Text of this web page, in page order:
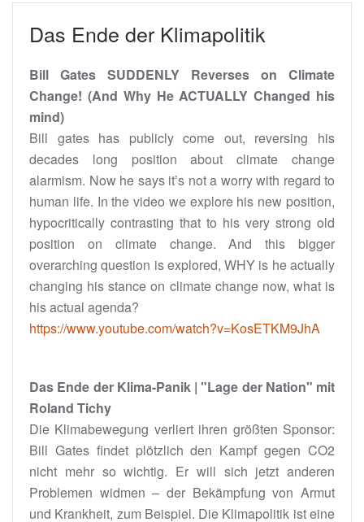
Das Ende der Klimapolitik
Bill Gates SUDDENLY Reverses on Climate
Change! (And Why He ACTUALLY Changed his
mind)
Bill gates has publicly come out, reversing his
decades long position about climate change
alarmism. Now he says it’s not a worry with regard to
human life. In the video we explore his new position,
hypocritically contrasting that to his very strong old
position on climate change. And this bigger
overarching question is explored, WHY is he actually
changing his stance on climate change now, what is
his actual agenda?
https://www.youtube.com/watch?v=KosETKM9JhA
Das Ende der Klima-Panik | "Lage der Nation" mit
Roland Tichy
Die Klimabewegung verliert ihren größten Sponsor:
Bill Gates findet plötzlich den Kampf gegen CO2
nicht mehr so wichtig. Er will sich jetzt anderen
Problemen widmen – der Bekämpfung von Armut
und Krankheit, zum Beispiel. Die Klimapolitik ist eine